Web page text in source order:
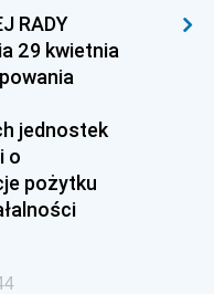
RADY
29 kwietnia
jednostek
o
pożytku